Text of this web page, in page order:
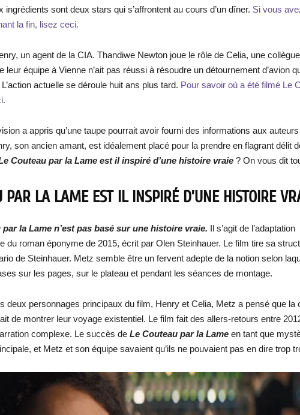
ingrédients sont deux stars qui s’affrontent au cours d’un dîner. Si vous
la fin, lisez ceci.
un agent de la CIA. Thandiwe Newton joue le rôle de Celia, une
leur équipe à Vienne n’ait pas réussi à résoudre un détournement d’avion
actuelle se déroule huit ans plus tard. Pour savoir où a été filmé Le
a appris qu’une taupe pourrait avoir fourni des informations aux auteurs
son ancien amant, est idéalement placé pour la prendre en flagrant délit
Couteau par la Lame est il inspiré d’une histoire vraie ? On vous dit
PAR LA LAME EST IL INSPIRÉ D’UNE HISTOIRE
la Lame n’est pas basé sur une histoire vraie. Il s’agit de l’adaptation
du roman éponyme de 2015, écrit par Olen Steinhauer. Le film tire sa
de Steinhauer. Metz semble être un fervent adepte de la notion selon
sur les pages, sur le plateau et pendant les séances de montage.
deux personnages principaux du film, Henry et Celia, Metz a pensé que la
de montrer leur voyage existentiel. Le film fait des allers-retours entre
complexe. Le succès de Le Couteau par la Lame en tant que
et Metz et son équipe savaient qu’ils ne pouvaient pas en dire trop